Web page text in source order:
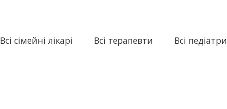
Всі сімейні лікарі Всі терапевти Всі педіатри